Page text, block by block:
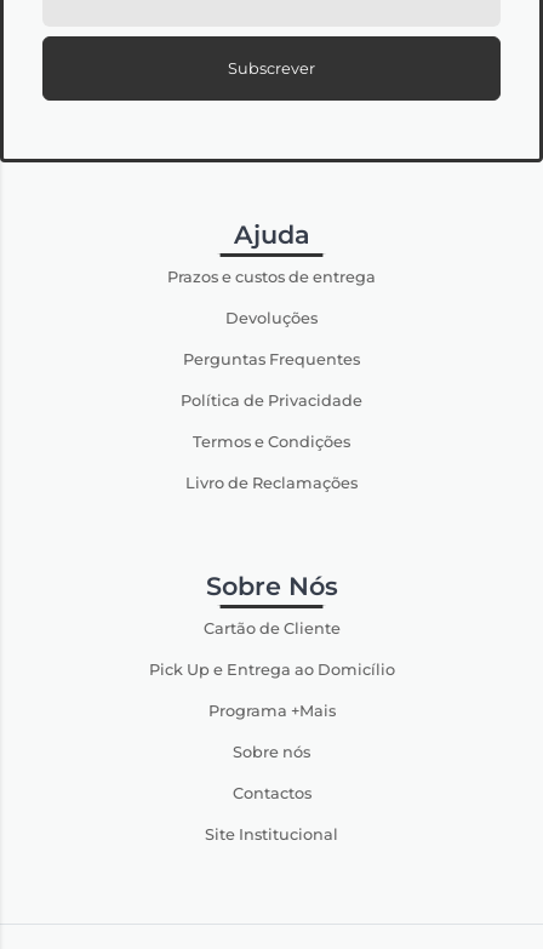
Subscrever
Ajuda
Prazos e custos de entrega
Devoluções
Perguntas Frequentes
Política de Privacidade
Termos e Condições
Livro de Reclamações
Sobre Nós
Cartão de Cliente
Pick Up e Entrega ao Domicílio
Programa +Mais
Sobre nós
Contactos
Site Institucional